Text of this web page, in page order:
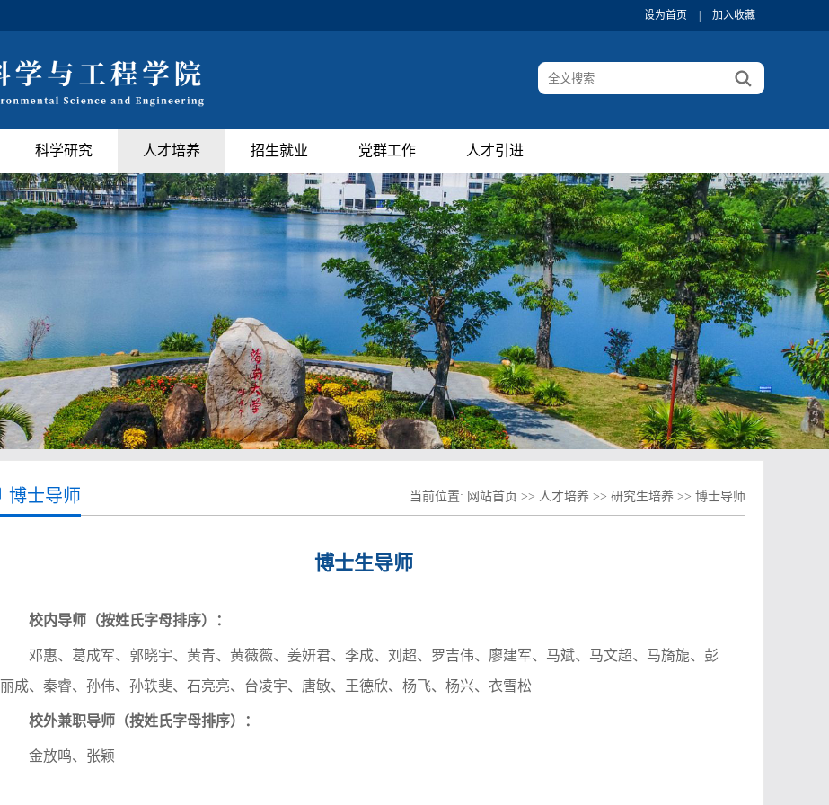
设为首页 加入收藏
科学研究 人才培养 招生就业 党群工作 人才引进
博士导师 当前位置: 网站首页 >> 人才培养 >> 研究生培养 >> 博士导师
博士生导师
校内导师（按姓氏字母排序）：
邓惠、葛成军、郭晓宇、黄青、黄薇薇、姜妍君、李成、刘超、罗吉伟、廖建军、马斌、马文超、马旖旎、彭
丽成、秦睿、孙伟、孙轶斐、石亮亮、台凌宇、唐敏、王德欣、杨飞、杨兴、衣雪松
校外兼职导师（按姓氏字母排序）：
金放鸣、张颖